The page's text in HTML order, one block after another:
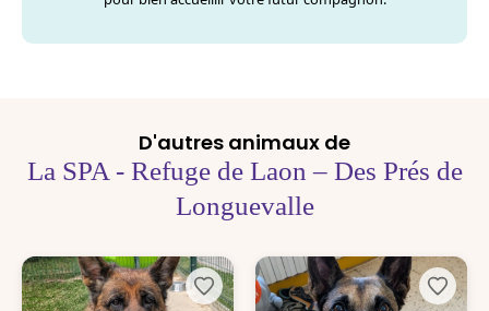
D'autres animaux de
La SPA - Refuge de Laon – Des Prés de
Longuevalle